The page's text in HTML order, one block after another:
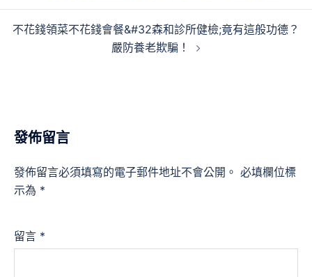
覽不花錢領菜不花錢會餐&#32森和診所健檢;竟有這般功德？
嚴防養老欺騙！
發佈留言
發佈留言必須填寫的電子郵件地址不會公開。 必填欄位標
示為 *
留言 *